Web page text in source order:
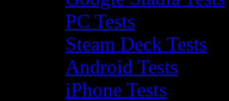
PC Tests
Steam Deck Tests
Android Tests
iPhone Tests